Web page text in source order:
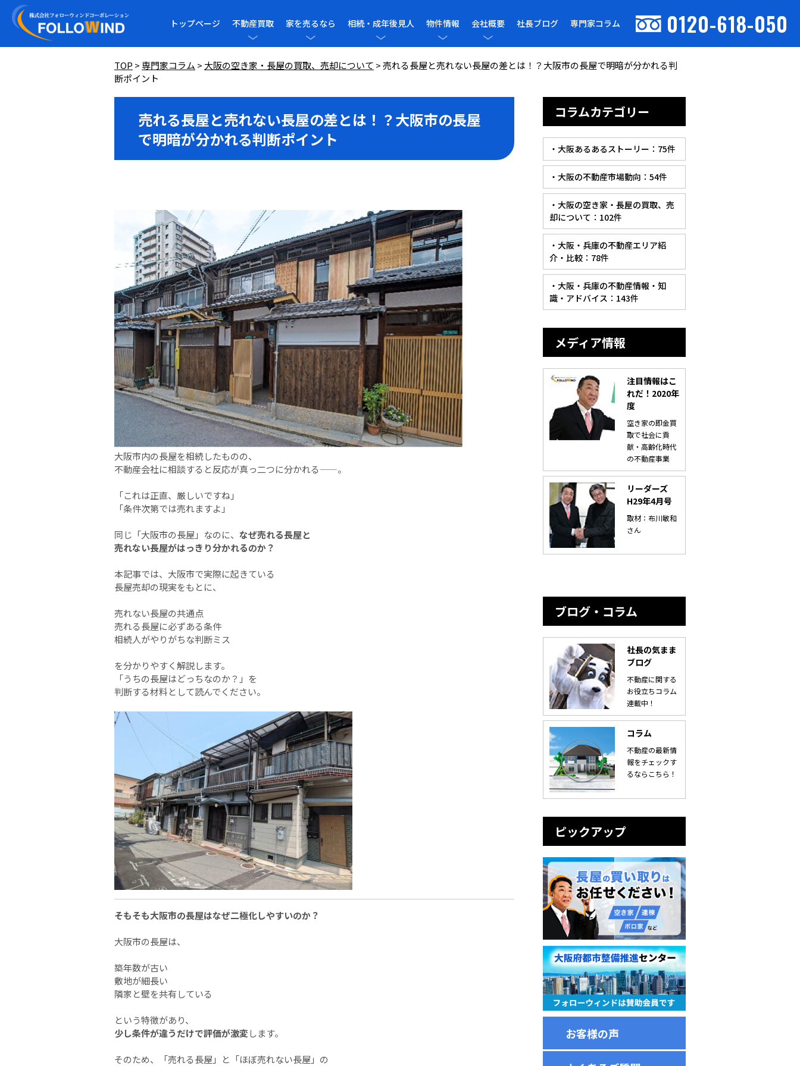
トップページ 不動産買取 家を売るなら 相続・成年後見人 物件情報 会社概要 社長ブログ 専門家コラム 0120-618-050
TOP > 専門家コラム > 大阪の空き家・長屋の買取、売却について > 売れる長屋と売れない長屋の差とは！？大阪市の長屋で明暗が分かれる判
断ポイント
売れる長屋と売れない長屋の差とは！？大阪市の長屋
で明暗が分かれる判断ポイント
大阪市内の長屋を相続したものの、
不動産会社に相談すると反応が真っ二つに分かれる——。
「これは正直、厳しいですね」
「条件次第では売れますよ」
同じ「大阪市の長屋」なのに、 なぜ売れる長屋と
売れない長屋がはっきり分かれるのか？
本記事では、大阪市で実際に起きている
長屋売却の現実をもとに、
売れない長屋の共通点
売れる長屋に必ずある条件
相続人がやりがちな判断ミス
を分かりやすく解説します。
「うちの長屋はどっちなのか？」を
判断する材料として読んでください。
そもそも大阪市の長屋はなぜ二極化しやすいのか？
大阪市の長屋は、
築年数が古い
敷地が細長い
隣家と壁を共有している
という特徴があり、
少し条件が違うだけで評価が激変します。
そのため、「売れる長屋」と「ほぼ売れない長屋」の
コラムカテゴリー
・大阪あるあるストーリー：75件
・大阪の不動産市場動向：54件
・大阪の空き家・長屋の買取、売
却について：102件
・大阪・兵庫の不動産エリア紹
介・比較：78件
・大阪・兵庫の不動産情報・知
識・アドバイス：143件
メディア情報
注目情報はこ
れだ！2020年
度
空き家の即金買
取で社会に貢
献・高齢化時代
の不動産事業
リーダーズ
H29年4月号
取材：布川敏和
さん
ブログ・コラム
社長の気まま
ブログ
不動産に関する
お役立ちコラム
連載中！
コラム
不動産の最新情
報をチェックす
るならこちら！
ピックアップ
お客様の声